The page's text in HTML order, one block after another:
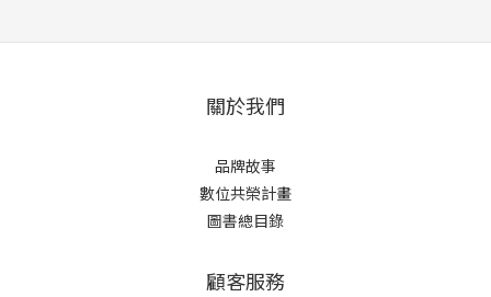
關於我們
品牌故事
數位共榮計畫
圖書總目錄
顧客服務